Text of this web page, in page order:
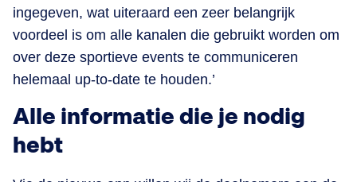
ingegeven, wat uiteraard een zeer belangrijk
voordeel is om alle kanalen die gebruikt worden om
over deze sportieve events te communiceren
helemaal up-to-date te houden.’
Alle informatie die je nodig
hebt